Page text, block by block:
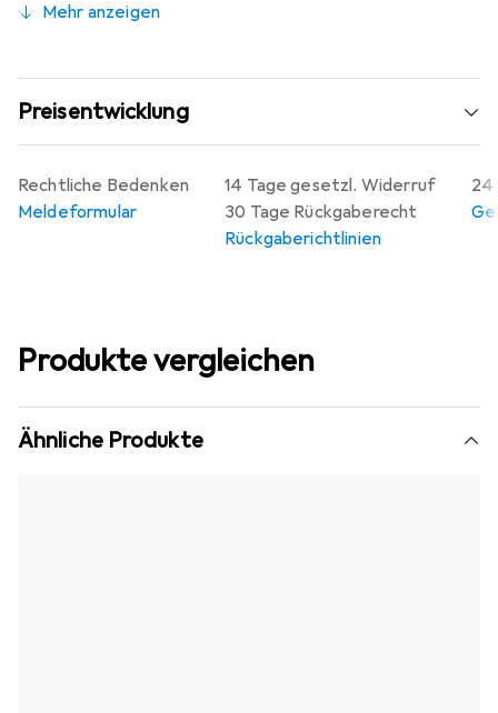
Mehr anzeigen
Preisentwicklung
14 Tage gesetzl. Widerruf
30 Tage Rückgaberecht
Rückgaberichtlinien
24
Rechtliche Bedenken
Meldeformular
Produkte vergleichen
Ähnliche Produkte